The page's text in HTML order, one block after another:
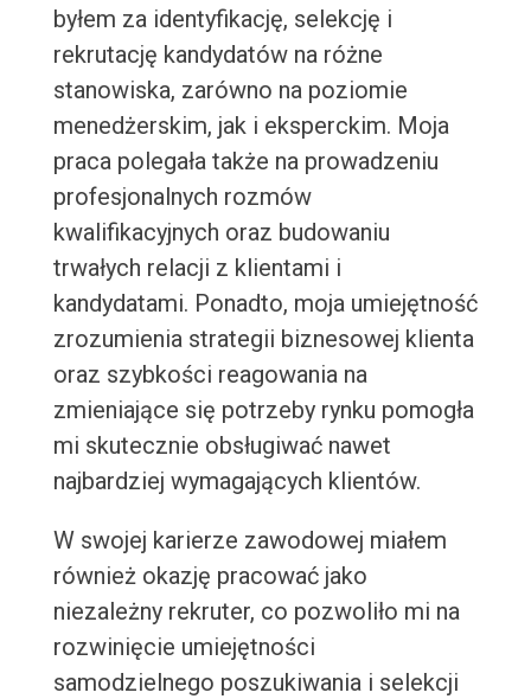
byłem za identyfikację, selekcję i
rekrutację kandydatów na różne
stanowiska, zarówno na poziomie
menedżerskim, jak i eksperckim. Moja
praca polegała także na prowadzeniu
profesjonalnych rozmów
kwalifikacyjnych oraz budowaniu
trwałych relacji z klientami i
kandydatami. Ponadto, moja umiejętność
zrozumienia strategii biznesowej klienta
oraz szybkości reagowania na
zmieniające się potrzeby rynku pomogła
mi skutecznie obsługiwać nawet
najbardziej wymagających klientów.
W swojej karierze zawodowej miałem
również okazję pracować jako
niezależny rekruter, co pozwoliło mi na
rozwinięcie umiejętności
samodzielnego poszukiwania i selekcji